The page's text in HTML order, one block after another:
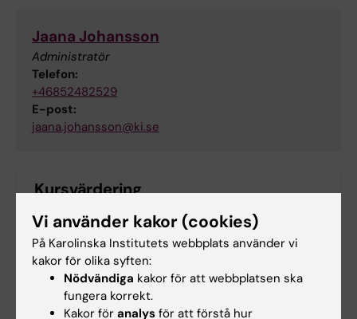
Jaana Johansson
Administratör
Telefon:
+46852482529
E-post:
jaana.johansson@ki.se
Kursvärdering
Vi använder kakor (cookies)
På Karolinska Institutets webbplats använder vi
kakor för olika syften:
Nödvändiga kakor för att webbplatsen ska
fungera korrekt.
Kakor för analys för att förstå hur